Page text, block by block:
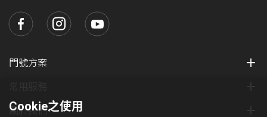
門號方案
關於我們
Cookie之使用